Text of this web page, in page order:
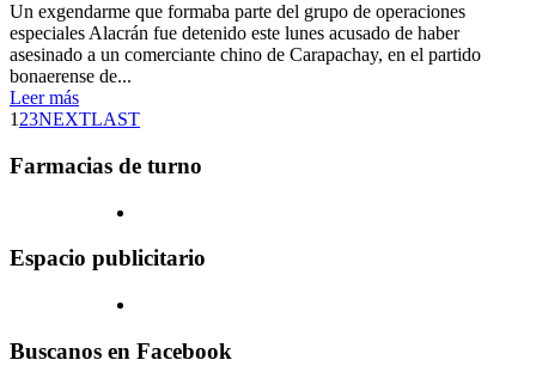
Un exgendarme que formaba parte del grupo de operaciones
especiales Alacrán fue detenido este lunes acusado de haber
asesinado a un comerciante chino de Carapachay, en el partido
bonaerense de...
Leer más
1 23NEXTLAST
Farmacias de turno
Espacio publicitario
Buscanos en Facebook